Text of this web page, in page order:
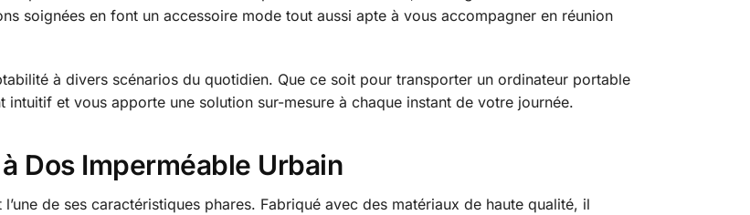
soignées en font un accessoire mode tout aussi apte à vous accompagner en réunion
à divers scénarios du quotidien. Que ce soit pour transporter un ordinateur portable
et vous apporte une solution sur-mesure à chaque instant de votre journée.
Dos Imperméable Urbain
de ses caractéristiques phares. Fabriqué avec des matériaux de haute qualité, il